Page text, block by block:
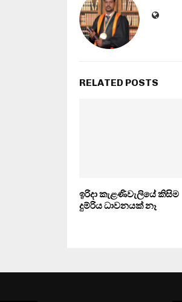
RELATED POSTS
ඉරිදා කැළණිවැලියේ කිසිම
දුම්රිය ධාවනයක් නෑ